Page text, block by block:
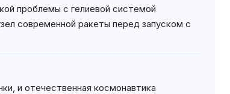
проблемы с гелиевой системой
современной ракеты перед запуском с
и отечественная космонавтика